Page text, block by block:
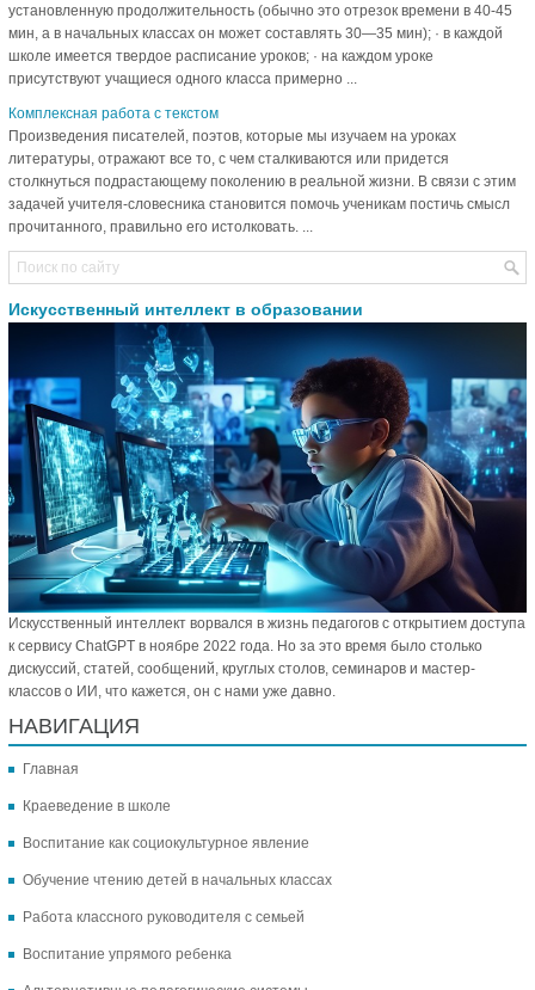
установленную продолжительность (обычно это отрезок времени в 40-45
мин, а в начальных классах он может составлять 30—35 мин); · в каждой
школе имеется твердое расписание уроков; · на каждом уроке
присутствуют учащиеся одного класса примерно ...
Комплексная работа с текстом
Произведения писателей, поэтов, которые мы изучаем на уроках
литературы, отражают все то, с чем сталкиваются или придется
столкнуться подрастающему поколению в реальной жизни. В связи с этим
задачей учителя-словесника становится помочь ученикам постичь смысл
прочитанного, правильно его истолковать. ...
Искусственный интеллект в образовании
Искусственный интеллект ворвался в жизнь педагогов с открытием доступа
к сервису ChatGPT в ноябре 2022 года. Но за это время было столько
дискуссий, статей, сообщений, круглых столов, семинаров и мастер-
классов о ИИ, что кажется, он с нами уже давно.
НАВИГАЦИЯ
Главная
Краеведение в школе
Воспитание как социокультурное явление
Обучение чтению детей в начальных классах
Работа классного руководителя с семьей
Воспитание упрямого ребенка